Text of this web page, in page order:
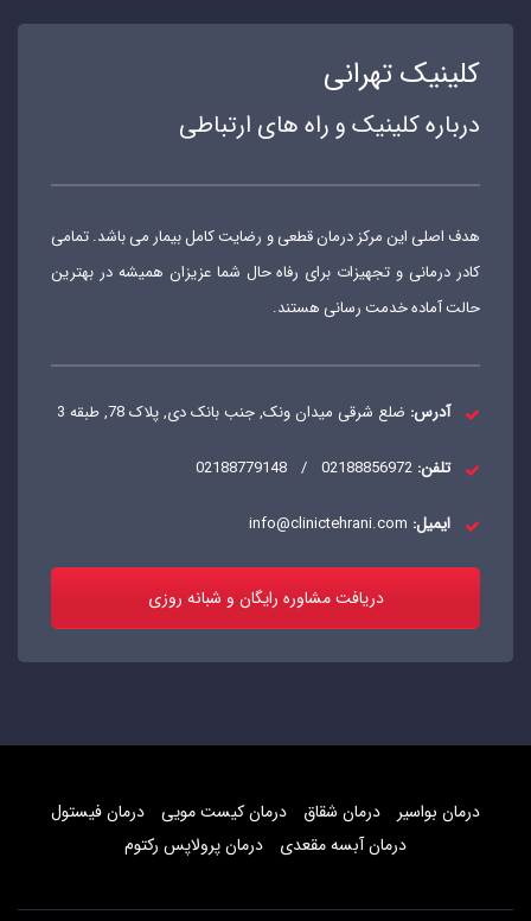
کلینیک تهرانی
درباره کلینیک و راه های ارتباطی
هدف اصلی این مرکز درمان قطعی و رضایت کامل بیمار می باشد. تمامی
کادر درمانی و تجهیزات برای رفاه حال شما عزیزان همیشه در بهترین
حالت آماده خدمت رسانی هستند.
آدرس: ضلع شرقی میدان ونک, جنب بانک دی, پلاک 78, طبقه 3
تلفن: 02188856972
/
02188779148
ایمیل: info@clinictehrani.com
دریافت مشاوره رایگان و شبانه روزی
درمان بواسیر درمان شقاق درمان کیست مویی
درمان فیستول
درمان آبسه مقعدی
درمان پرولاپس رکتوم